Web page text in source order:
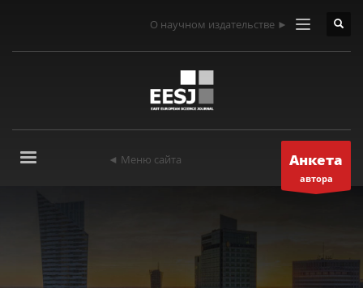
О научном издательстве ►
◄ Меню сайта Анкета
автора